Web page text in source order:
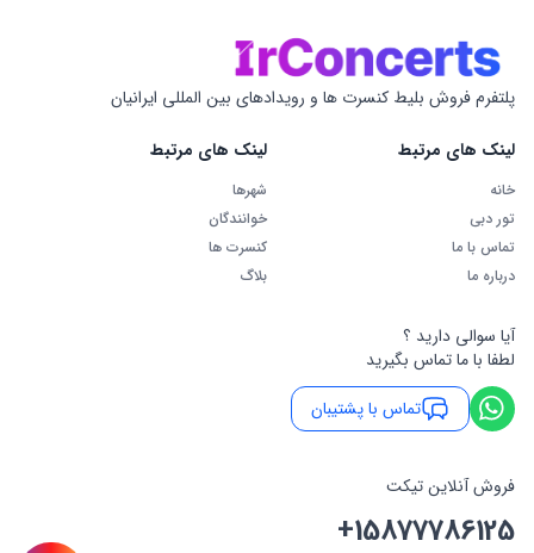
پلتفرم فروش بلیط کنسرت ها و رویدادهای بین المللی ایرانیان
لینک های مرتبط
خانه
تور دبی
تماس با ما
درباره ما
لینک های مرتبط
شهرها
خوانندگان
کنسرت ها
بلاگ
آیا سوالی دارید ؟
لطفا با ما تماس بگیرید
تماس با پشتیبان
فروش آنلاین تیکت
+15877786125